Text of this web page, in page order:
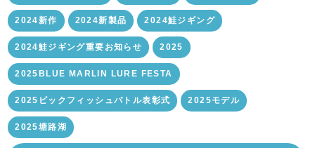
2024新作 2024新製品 2024鮭ジギング
2024鮭ジギング重要お知らせ 2025
2025BLUE MARLIN LURE FESTA
2025ビックフィッシュバトル表彰式 2025モデル
2025塘路湖